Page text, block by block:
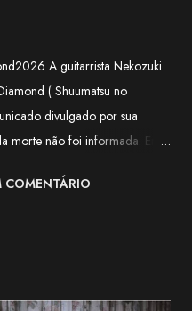
A guitarrista Nekozuki
( Shuumatsu no
divulgado por sua
morte não foi informada. Em
como a notícia foi
apenas com a presença de
COMENTÁRIO